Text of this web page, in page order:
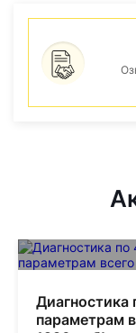
Диагностика
параметрам